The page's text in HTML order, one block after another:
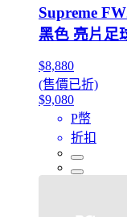
Supreme
黑色 亮片足
$8,880
(售價已折)
$9,080
P幣
折扣